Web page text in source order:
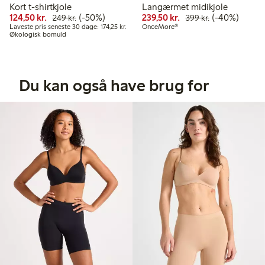
Kort t-shirtkjole
124,50 kr. Nedsat pris: 124,50 kr.
249 kr.Normalpris: 249,00 kr.
50 % rabat
(-50%)
Laveste pris seneste 30 dage: 174,25 kr. Laveste pris seneste 30 dage: 174,25 kr.
Økologisk bomuld
Langærmet midikjole
239,50 kr. Nedsat pris: 239,50
399 kr.Normalpris:
40 % rabat
(-40%)
OnceMore®
Du kan også have brug for